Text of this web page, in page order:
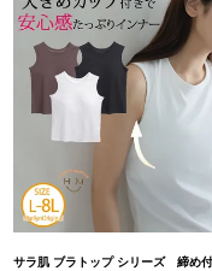
サラ肌 ブラトップ シリーズ 締め付けない リブ タンクトップ | 大きいサイズの通販なら